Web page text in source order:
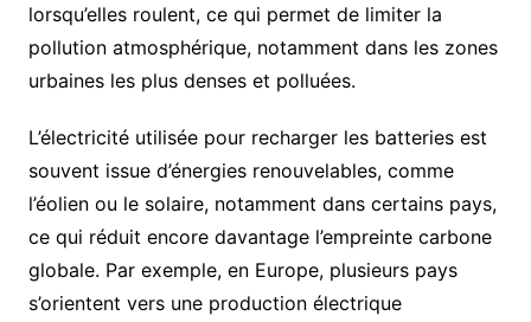
lorsqu’elles roulent, ce qui permet de limiter la
pollution atmosphérique, notamment dans les zones
urbaines les plus denses et polluées.
L’électricité utilisée pour recharger les batteries est
souvent issue d’énergies renouvelables, comme
l’éolien ou le solaire, notamment dans certains pays,
ce qui réduit encore davantage l’empreinte carbone
globale. Par exemple, en Europe, plusieurs pays
s’orientent vers une production électrique